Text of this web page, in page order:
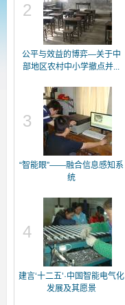
2
公平与效益的博弈—关于中
部地区农村中小学撤点并...
3
“智能眼”——融合信息感知系
统
4
建言‘十二五’·中国智能电气化
发展及其愿景